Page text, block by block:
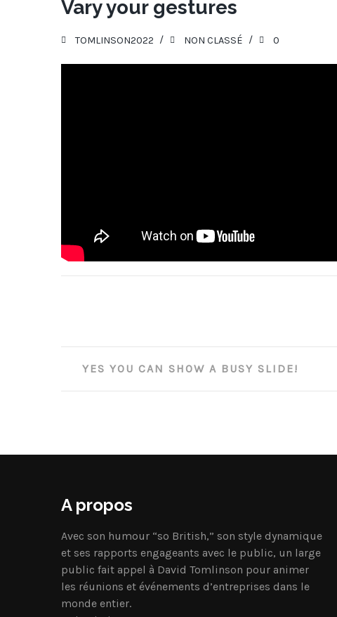
JUIN 2022
Vary your gestures
TOMLINSON2022 NON CLASSÉ 0
Post
navigation
YES YOU CAN SHOW A BUSY SLIDE!
A propos
Avec son humour “so British,” son style dynamique
et ses rapports engageants avec le public, un large
public fait appel à David Tomlinson pour animer
les réunions et événements d’entreprises dans le
monde entier.